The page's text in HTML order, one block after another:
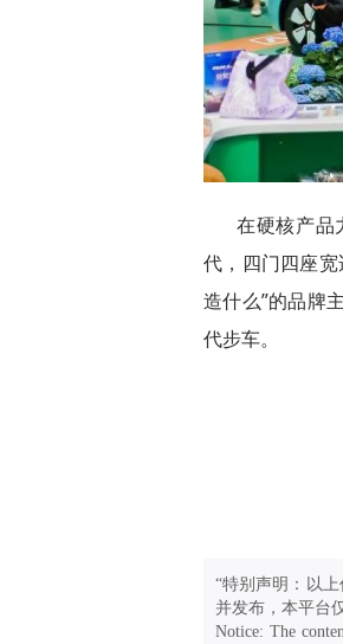
在硬核产品
代，四门四座
造什么”的品牌
代步车。
“特别声明：以
并发布，本平台
Notice: The